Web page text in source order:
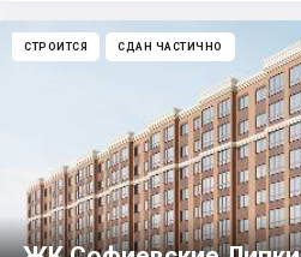
СТРОИТСЯ СДАН ЧАСТИЧНО